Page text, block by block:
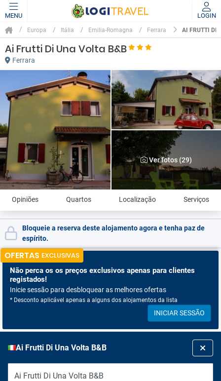
MENU LOGIN
Europa Itália Emilia-Romagna Ferrara AI FRUTTI DI
Ai Frutti Di Una Volta B&B
Ferrara
Ver fotos (29)
Opiniões Quartos Localização Serviços
Bloqueie a reserva deste alojamento agora e tenha paz de
espírito.
OFERTAS EXCLUSIVAS
Não perca os os preços exclusivos apenas para clientes
registados!
Inicie sessão para desbloquear as melhores ofertas
* Desconto aplicável apenas a alguns dos alojamentos da lista
INICIAR SESSÃO
Ai Frutti Di Una Volta B&B
Ai Frutti Di Una Volta B&B